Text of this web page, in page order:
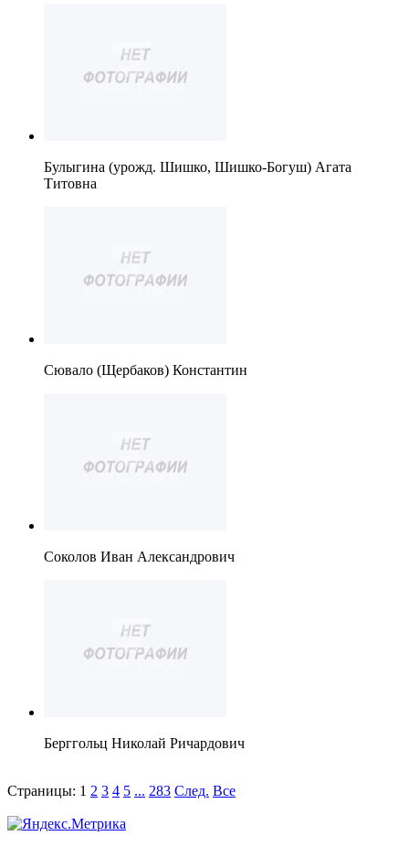
Булыгина (урожд. Шишко, Шишко-Богуш) Агата
Титовна
Сювало (Щербаков) Константин
Соколов Иван Александрович
Берггольц Николай Ричардович
Страницы: 1 2 3 4 5 ... 283 След. Все